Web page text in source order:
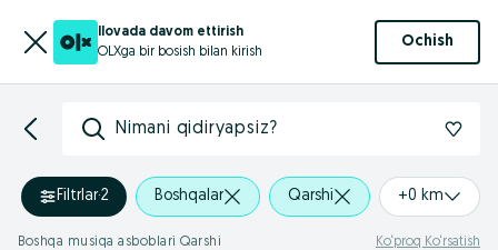
Ilovada davom ettirish
OLXga bir bosish bilan kirish
Ochish
Nimani qidiryapsiz?
Filtrlar·2 Boshqalar Qarshi +0 km
Boshqa musiqa asboblari Qarshi Ko‘proq Ko‘rsatish